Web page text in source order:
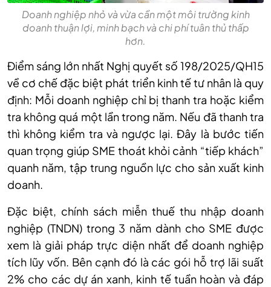
Doanh nghiệp nhỏ và vừa cần một môi trường kinh
doanh thuận lợi, minh bạch và chi phí tuân thủ thấp
hơn.
Điểm sáng lớn nhất Nghị quyết số 198/2025/QH15
về cơ chế đặc biệt phát triển kinh tế tư nhân là quy
định: Mỗi doanh nghiệp chỉ bị thanh tra hoặc kiểm
tra không quá một lần trong năm. Nếu đã thanh tra
thì không kiểm tra và ngược lại. Đây là bước tiến
quan trọng giúp SME thoát khỏi cảnh “tiếp khách”
quanh năm, tập trung nguồn lực cho sản xuất kinh
doanh.
Đặc biệt, chính sách miễn thuế thu nhập doanh
nghiệp (TNDN) trong 3 năm dành cho SME được
xem là giải pháp trực diện nhất để doanh nghiệp
tích lũy vốn. Bên cạnh đó là các gói hỗ trợ lãi suất
2% cho các dự án xanh, kinh tế tuần hoàn và đáp